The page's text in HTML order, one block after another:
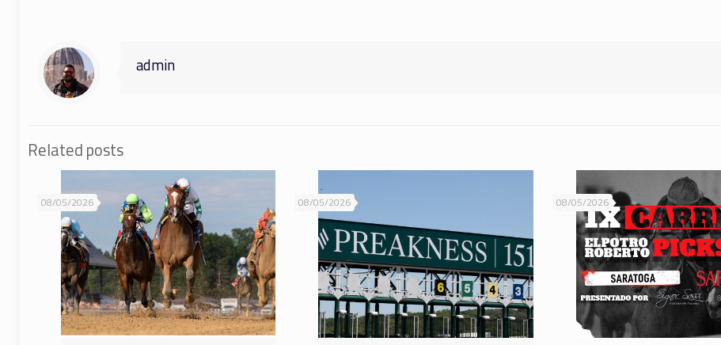
admin
Related posts
08/05/2026 08/05/2026 08/05/2026